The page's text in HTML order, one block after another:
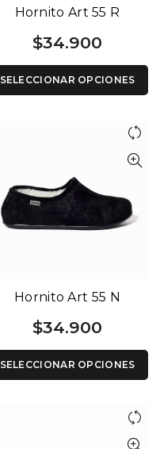
Hornito Art 55 R
$34.900
SELECCIONAR OPCIONES
Hornito Art 55 N
$34.900
SELECCIONAR OPCIONES